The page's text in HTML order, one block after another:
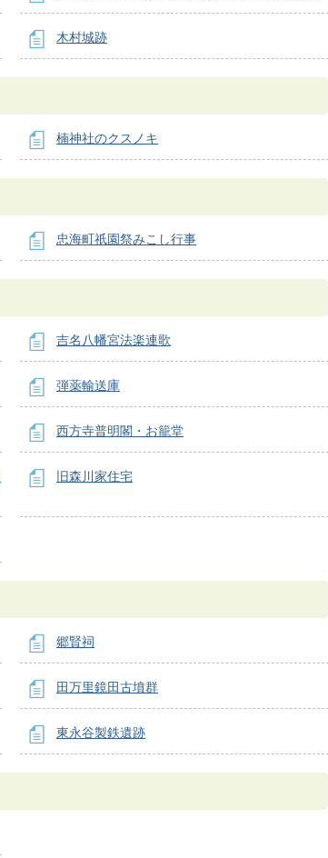
木村城跡
楠神社のクスノキ
忠海町祇園祭みこし行事
吉名八幡宮法楽連歌
弾薬輸送庫
西方寺普明閣・お籠堂
旧森川家住宅
郷賢祠
田万里鏡田古墳群
東永谷製鉄遺跡